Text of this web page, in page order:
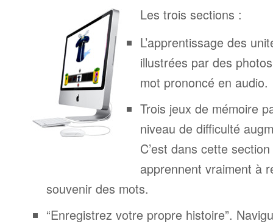
Les trois sections :
L’apprentissage des
illustrées par des
mot prononcé en audio.
Trois jeux de mémoire
niveau de difficulté
C’est dans cette
apprennent vraiment à
souvenir des mots.
“Enregistrez votre propre histoire”.